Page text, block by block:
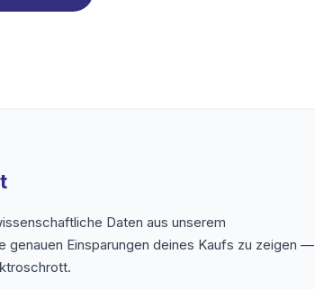
Daten aus unserem
genauen Einsparungen deines Kaufs zu zeigen —